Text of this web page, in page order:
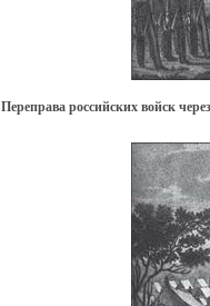
Переправа российских войск